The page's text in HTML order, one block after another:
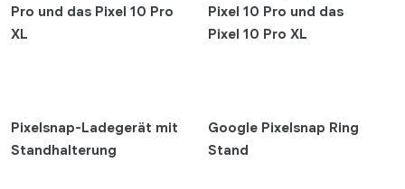
Pro und das Pixel 10 Pro
XL
Pixel 10 Pro und das
Pixel 10 Pro XL
Pixelsnap-Ladegerät mit
Standhalterung
Google Pixelsnap Ring
Stand